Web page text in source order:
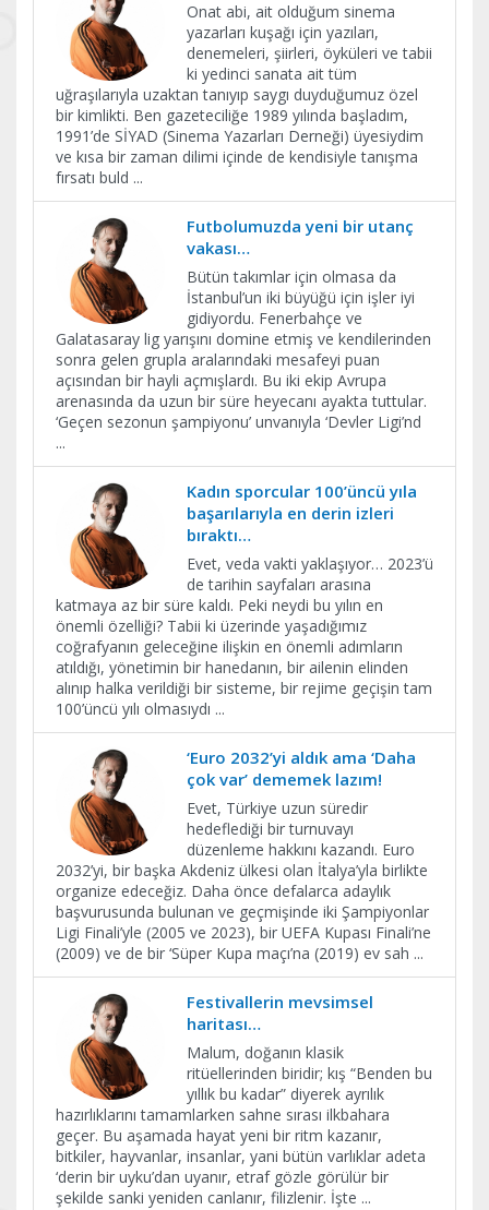
Onat abi, ait olduğum sinema
yazarları kuşağı için yazıları,
denemeleri, şiirleri, öyküleri ve tabii
ki yedinci sanata ait tüm
uğraşılarıyla uzaktan tanıyıp saygı duyduğumuz özel
bir kimlikti. Ben gazeteciliğe 1989 yılında başladım,
1991’de SİYAD (Sinema Yazarları Derneği) üyesiydim
ve kısa bir zaman dilimi içinde de kendisiyle tanışma
fırsatı buld ...
Futbolumuzda yeni bir utanç
vakası…
Bütün takımlar için olmasa da
İstanbul’un iki büyüğü için işler iyi
gidiyordu. Fenerbahçe ve
Galatasaray lig yarışını domine etmiş ve kendilerinden
sonra gelen grupla aralarındaki mesafeyi puan
açısından bir hayli açmışlardı. Bu iki ekip Avrupa
arenasında da uzun bir süre heyecanı ayakta tuttular.
‘Geçen sezonun şampiyonu’ unvanıyla ‘Devler Ligi’nd
...
Kadın sporcular 100’üncü yıla
başarılarıyla en derin izleri
bıraktı…
Evet, veda vakti yaklaşıyor… 2023’ü
de tarihin sayfaları arasına
katmaya az bir süre kaldı. Peki neydi bu yılın en
önemli özelliği? Tabii ki üzerinde yaşadığımız
coğrafyanın geleceğine ilişkin en önemli adımların
atıldığı, yönetimin bir hanedanın, bir ailenin elinden
alınıp halka verildiği bir sisteme, bir rejime geçişin tam
100’üncü yılı olmasıydı ...
‘Euro 2032’yi aldık ama ‘Daha
çok var’ dememek lazım!
Evet, Türkiye uzun süredir
hedeflediği bir turnuvayı
düzenleme hakkını kazandı. Euro
2032’yi, bir başka Akdeniz ülkesi olan İtalya’yla birlikte
organize edeceğiz. Daha önce defalarca adaylık
başvurusunda bulunan ve geçmişinde iki Şampiyonlar
Ligi Finali’yle (2005 ve 2023), bir UEFA Kupası Finali’ne
(2009) ve de bir ‘Süper Kupa maçı’na (2019) ev sah ...
Festivallerin mevsimsel
haritası…
Malum, doğanın klasik
ritüellerinden biridir; kış “Benden bu
yıllık bu kadar” diyerek ayrılık
hazırlıklarını tamamlarken sahne sırası ilkbahara
geçer. Bu aşamada hayat yeni bir ritm kazanır,
bitkiler, hayvanlar, insanlar, yani bütün varlıklar adeta
‘derin bir uyku’dan uyanır, etraf gözle görülür bir
şekilde sanki yeniden canlanır, filizlenir. İşte ...